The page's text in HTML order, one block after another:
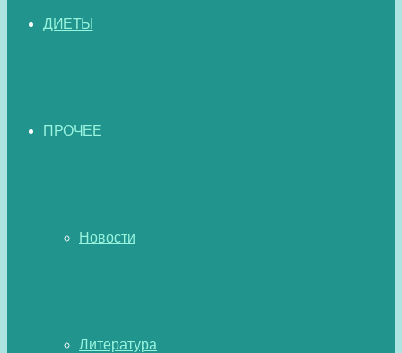
ДИЕТЫ
ПРОЧЕЕ
Новости
Литература